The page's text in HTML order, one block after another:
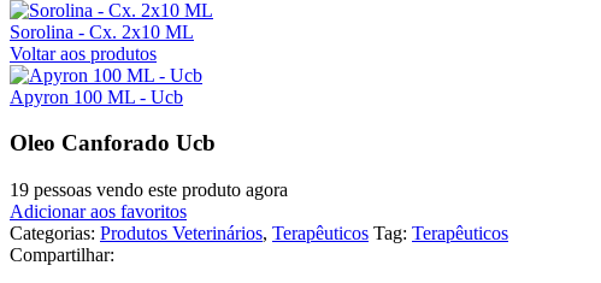
Sorolina - Cx. 2x10 ML
Voltar aos produtos
Apyron 100 ML - Ucb
Oleo Canforado Ucb
19 pessoas vendo este produto agora
Adicionar aos favoritos
Categorias: Produtos Veterinários, Terapêuticos Tag: Terapêuticos
Compartilhar: